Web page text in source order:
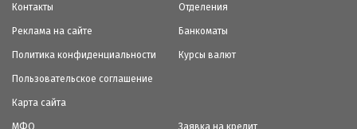
Контакты
Реклама на сайте
Политика конфиденциальности
Пользовательское соглашение
Карта сайта
Отделения
Банкоматы
Курсы валют
МФО Заявка на кредит